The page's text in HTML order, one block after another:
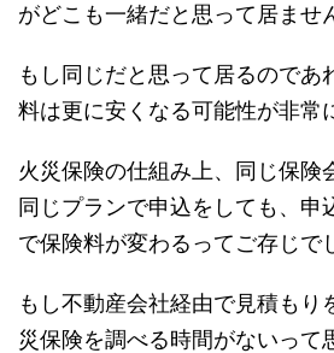
がどこも一緒だと思って居ませ
もし同じだと思って居るのであ
料は更に安くなる可能性が非常
火災保険の仕組み上、同じ保険
同じプランで申込をしても、申
で保険料が変わるってご存じで
もし不動産会社経由で見積もり
災保険を調べる時間がないって